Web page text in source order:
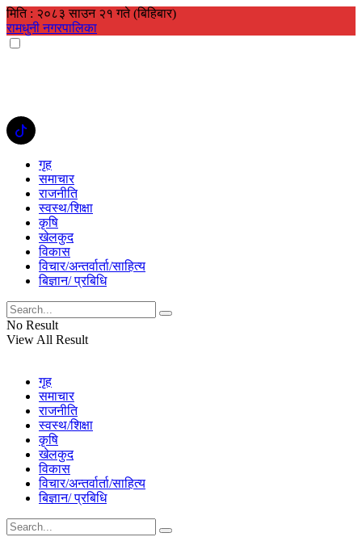
मिति : २०८३ साउन २१ गते (बिहिबार)
रामधुनी नगरपालिका
गृह
समाचार
राजनीति
स्वस्थ/शिक्षा
कृषि
खेलकुद
विकास
विचार/अन्तर्वार्ता/साहित्य
बिज्ञान/ प्रबिधि
No Result
View All Result
गृह
समाचार
राजनीति
स्वस्थ/शिक्षा
कृषि
खेलकुद
विकास
विचार/अन्तर्वार्ता/साहित्य
बिज्ञान/ प्रबिधि